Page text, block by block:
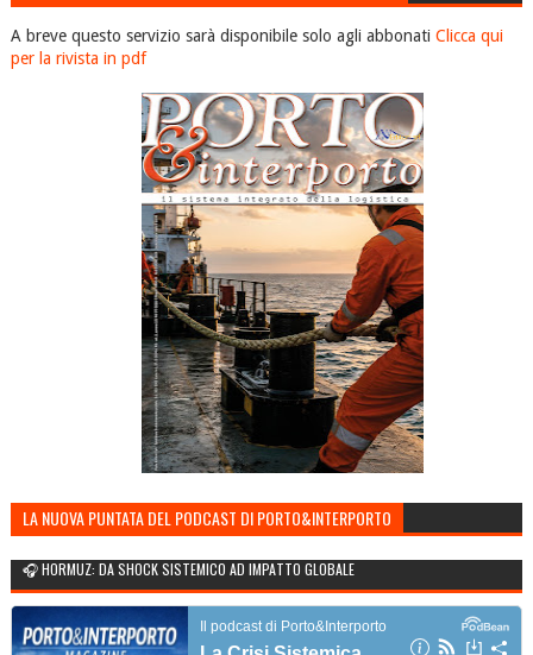
A breve questo servizio sarà disponibile solo agli abbonati Clicca qui
per la rivista in pdf
LA NUOVA PUNTATA DEL PODCAST DI PORTO&INTERPORTO
🎧 HORMUZ: DA SHOCK SISTEMICO AD IMPATTO GLOBALE